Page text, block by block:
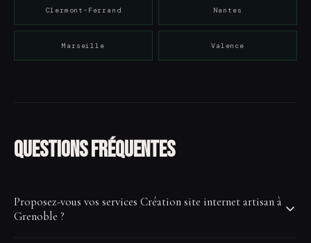
Clermont-Ferrand Nantes
Marseille Valence
Questions fréquentes
Proposez-vous vos services Création site internet artisan à
Grenoble ?